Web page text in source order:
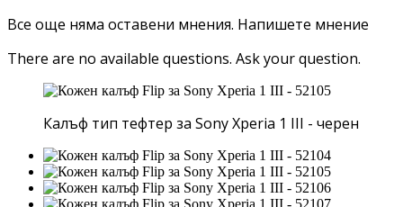
Все още няма оставени мнения. Напишете мнение
There are no available questions. Ask your question.
Калъф тип тефтер за Sony Xperia 1 III - черен